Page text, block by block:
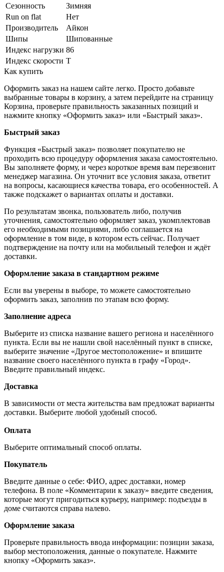
Сезонность
Зимняя
Run on flat
Нет
Производитель
Айкон
Шипы
Шипованные
Индекс нагрузки 86
Индекс скорости T
Как купить
Оформить заказ на нашем сайте легко. Просто добавьте
выбранные товары в корзину, а затем перейдите на страницу
Корзина, проверьте правильность заказанных позиций и
нажмите кнопку «Оформить заказ» или «Быстрый заказ».
Быстрый заказ
Функция «Быстрый заказ» позволяет покупателю не
проходить всю процедуру оформления заказа самостоятельно.
Вы заполняете форму, и через короткое время вам перезвонит
менеджер магазина. Он уточнит все условия заказа, ответит
на вопросы, касающиеся качества товара, его особенностей. А
также подскажет о вариантах оплаты и доставки.
По результатам звонка, пользователь либо, получив
уточнения, самостоятельно оформляет заказ, укомплектовав
его необходимыми позициями, либо соглашается на
оформление в том виде, в котором есть сейчас. Получает
подтверждение на почту или на мобильный телефон и ждёт
доставки.
Оформление заказа в стандартном режиме
Если вы уверены в выборе, то можете самостоятельно
оформить заказ, заполнив по этапам всю форму.
Заполнение адреса
Выберите из списка название вашего региона и населённого
пункта. Если вы не нашли свой населённый пункт в списке,
выберите значение «Другое местоположение» и впишите
название своего населённого пункта в графу «Город».
Введите правильный индекс.
Доставка
В зависимости от места жительства вам предложат варианты
доставки. Выберите любой удобный способ.
Оплата
Выберите оптимальный способ оплаты.
Покупатель
Введите данные о себе: ФИО, адрес доставки, номер
телефона. В поле «Комментарии к заказу» введите сведения,
которые могут пригодиться курьеру, например: подъезды в
доме считаются справа налево.
Оформление заказа
Проверьте правильность ввода информации: позиции заказа,
выбор местоположения, данные о покупателе. Нажмите
кнопку «Оформить заказ».